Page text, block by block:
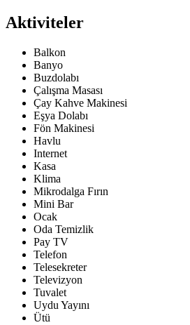
Aktiviteler
Balkon
Banyo
Buzdolabı
Çalışma Masası
Çay Kahve Makinesi
Eşya Dolabı
Fön Makinesi
Havlu
Internet
Kasa
Klima
Mikrodalga Fırın
Mini Bar
Ocak
Oda Temizlik
Pay TV
Telefon
Telesekreter
Televizyon
Tuvalet
Uydu Yayını
Ütü